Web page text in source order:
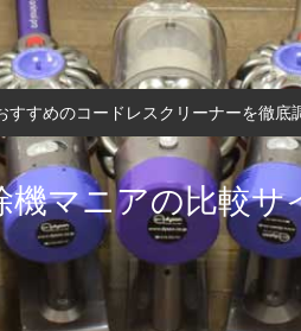
すすめのコードレスクリーナーを徹底
機マニアの比較サ